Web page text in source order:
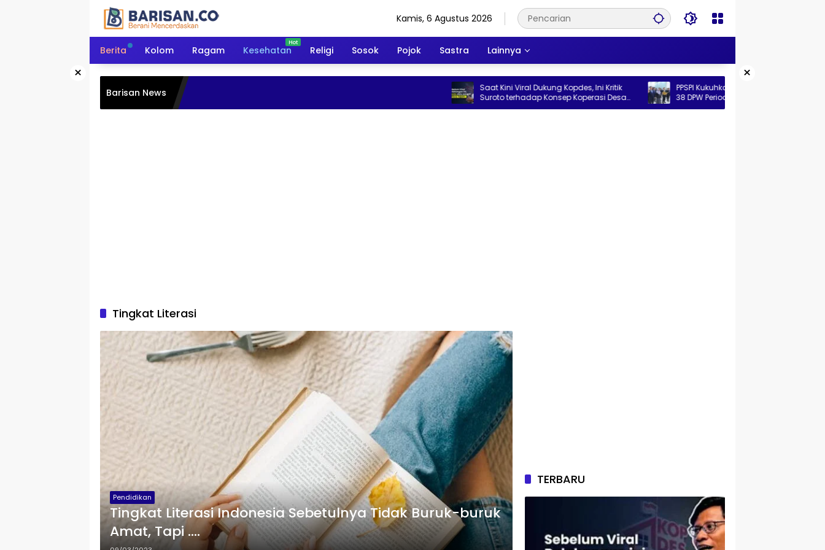
Kamis, 6 Agustus 2026
Berita Kolom Ragam Kesehatan Religi Sosok Pojok Sastra Lainnya
× ×
Barisan News
Saat Kini Viral Dukung Kopdes, Ini Kritik
Suroto terhadap Konsep Koperasi Desa
Merah Putih
PPSPI Kukuhkan Pengurus Nasional dan
38 DPW Periode 2026–2031, Perkuat
Profesionalisme Sektor Publik
Tingkat Literasi
Pendidikan
Tingkat Literasi Indonesia Sebetulnya Tidak Buruk-buruk
Amat, Tapi ….
TERBARU